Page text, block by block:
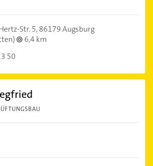
Str. 5,86179 Augsburg
6,4 km
50